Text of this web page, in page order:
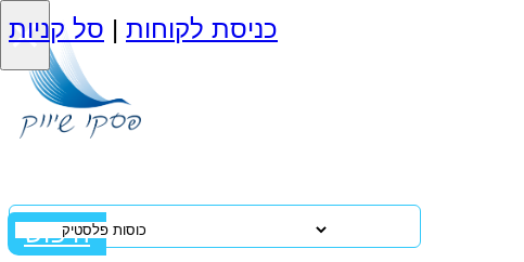
כניסת לקוחות | סל קניות
חיפוש
×